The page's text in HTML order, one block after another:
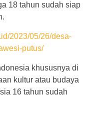
18 tahun sudah siap
2023/05/26/desa-
putus/
khususnya di
kultur atau budaya
16 tahun sudah